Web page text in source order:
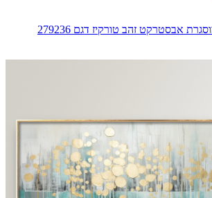
אבסטרקט זהב טורקיז דגם 279236